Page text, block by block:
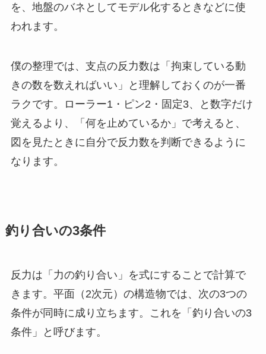
を、地盤のバネとしてモデル化するときなどに使
われます。
僕の整理では、支点の反力数は「拘束している動
きの数を数えればいい」と理解しておくのが一番
ラクです。ローラー1・ピン2・固定3、と数字だけ
覚えるより、「何を止めているか」で考えると、
図を見たときに自分で反力数を判断できるように
なります。
釣り合いの3条件
反力は「力の釣り合い」を式にすることで計算で
きます。平面（2次元）の構造物では、次の3つの
条件が同時に成り立ちます。これを「釣り合いの3
条件」と呼びます。